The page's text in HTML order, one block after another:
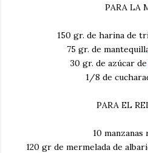
PARA LA
150 gr. de harina de
75 gr. de
30 gr. de azúcar de
1/8 de
PARA EL
10 manzanas
120 gr de mermelada de